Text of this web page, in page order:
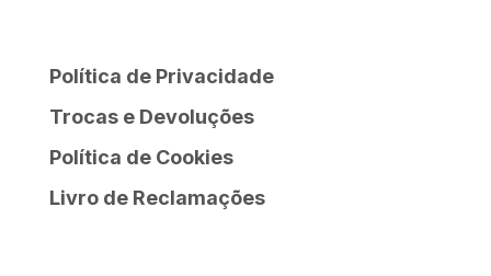
Política de Privacidade
Trocas e Devoluções
Política de Cookies
Livro de Reclamações